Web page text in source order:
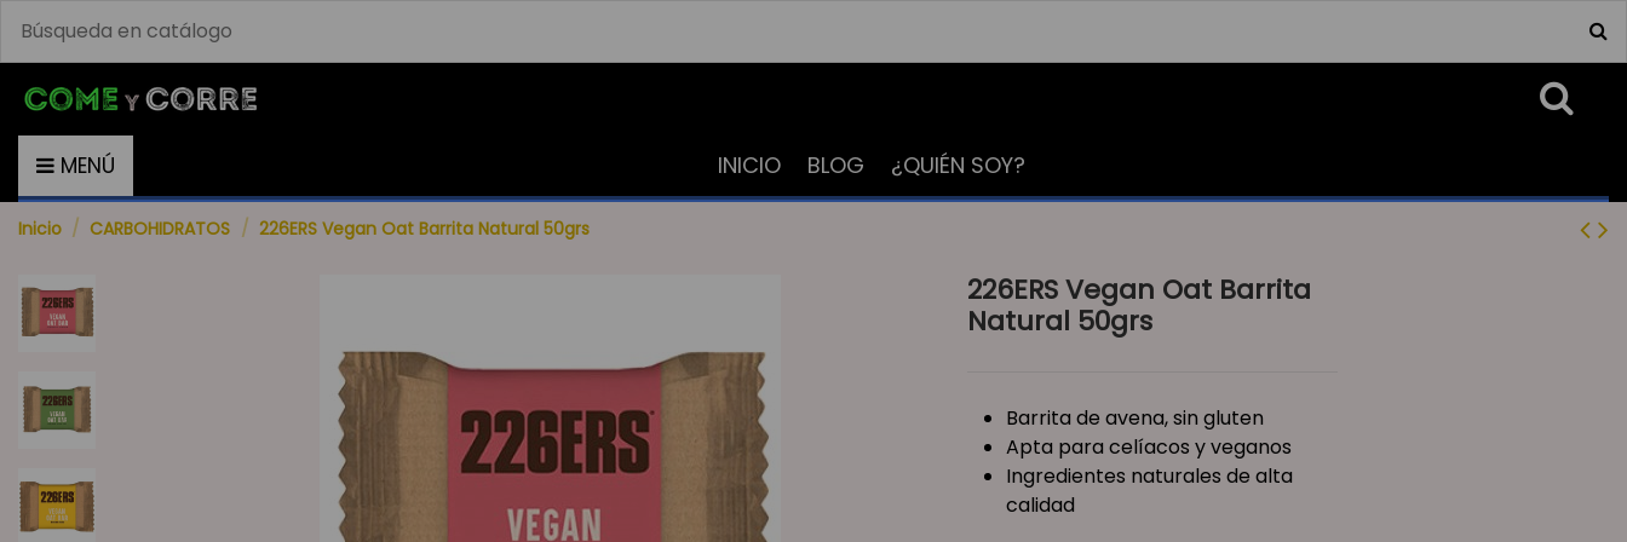
MENÚ INICIO BLOG ¿QUIÉN SOY?
Inicio CARBOHIDRATOS 226ERS Vegan Oat Barrita Natural 50grs
226ERS Vegan Oat Barrita
Natural 50grs
Barrita de avena, sin gluten
Apta para celíacos y veganos
Ingredientes naturales de alta
calidad